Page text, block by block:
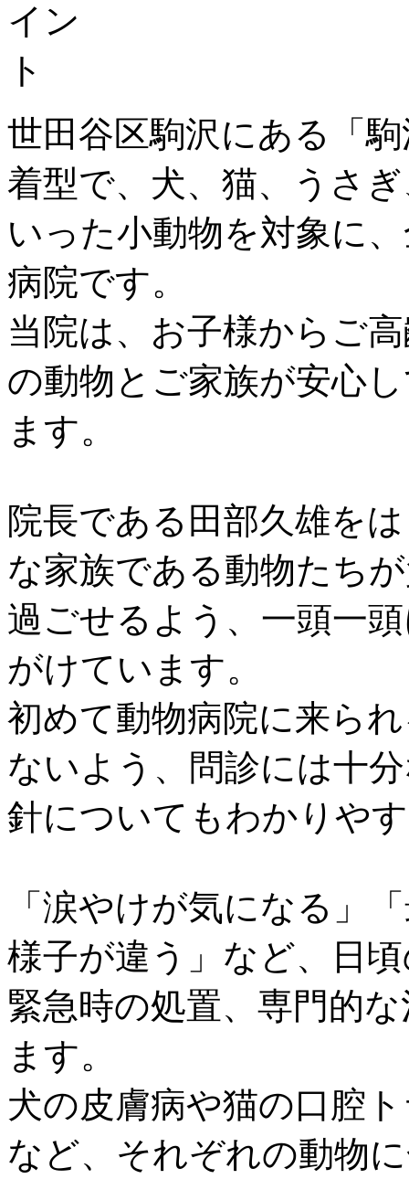
世田谷区駒沢にある「
着型で、犬、猫、うさ
いった小動物を対象に
病院です。
当院は、お子様からご
の動物とご家族が安心
ます。
院長である田部久雄を
な家族である動物たち
過ごせるよう、一頭一
がけています。
初めて動物病院に来ら
ないよう、問診には十
針についてもわかりや
「涙やけが気になる」
様子が違う」など、日
緊急時の処置、専門的
ます。
犬の皮膚病や猫の口腔
など、それぞれの動物